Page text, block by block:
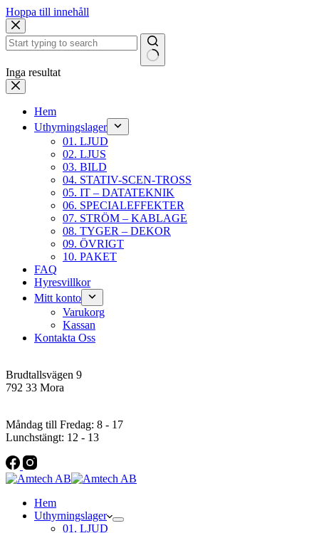
Hoppa till innehåll
Inga resultat
Hem
Uthyrningslager
01. LJUD
02. LJUS
03. BILD
04. STATIV-SCEN-TROSS
05. IT – DATATEKNIK
06. SPECIALEFFEKTER
07. STRÖM – KABLAGE
08. TYGER – DEKOR
09. ÖVRIGT
10. PAKET
FAQ
Hyresvillkor
Mitt konto
Varukorg
Kassan
Kontakta Oss
Brudtallsvägen 9
792 33 Mora
Måndag till Fredag: 8 - 17
Lunchstängt: 12 - 13
Hem
Uthyrningslager
01. LJUD